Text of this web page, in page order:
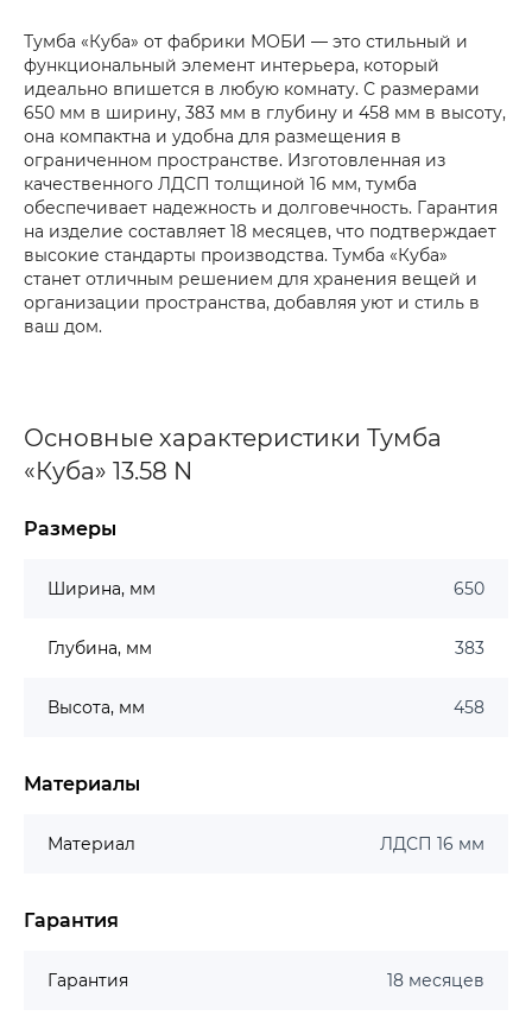
Тумба «Куба» от фабрики МОБИ — это стильный и
функциональный элемент интерьера, который
идеально впишется в любую комнату. С размерами
650 мм в ширину, 383 мм в глубину и 458 мм в высоту,
она компактна и удобна для размещения в
ограниченном пространстве. Изготовленная из
качественного ЛДСП толщиной 16 мм, тумба
обеспечивает надежность и долговечность. Гарантия
на изделие составляет 18 месяцев, что подтверждает
высокие стандарты производства. Тумба «Куба»
станет отличным решением для хранения вещей и
организации пространства, добавляя уют и стиль в
ваш дом.
Основные характеристики Тумба
«Куба» 13.58 N
Размеры
Ширина, мм 650
Глубина, мм 383
Высота, мм 458
Материалы
Материал ЛДСП 16 мм
Гарантия
Гарантия 18 месяцев